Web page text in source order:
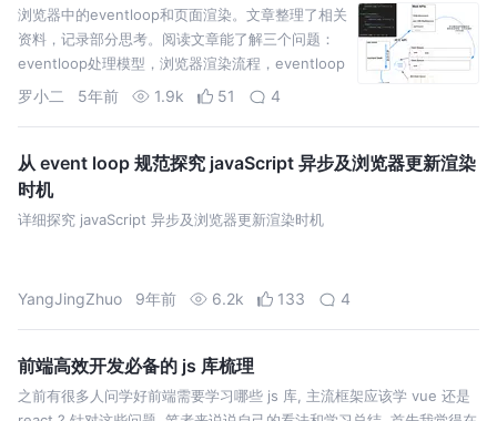
浏览器中的eventloop和页面渲染。文章整理了相关
资料，记录部分思考。阅读文章能了解三个问题：
eventloop处理模型，浏览器渲染流程，eventloop
和渲染。能了解宏任务，微任务，UI渲染时
罗小二 5年前 1.9k 51 4
从 event loop 规范探究 javaScript 异步及浏览器更新渲染
时机
详细探究 javaScript 异步及浏览器更新渲染时机
YangJingZhuo 9年前 6.2k 133 4
前端高效开发必备的 js 库梳理
之前有很多人问学好前端需要学习哪些 js 库, 主流框架应该学 vue 还是